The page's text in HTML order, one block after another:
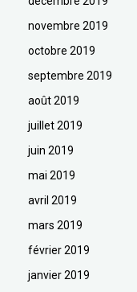
novembre 2019
octobre 2019
septembre 2019
août 2019
juillet 2019
juin 2019
mai 2019
avril 2019
mars 2019
février 2019
janvier 2019